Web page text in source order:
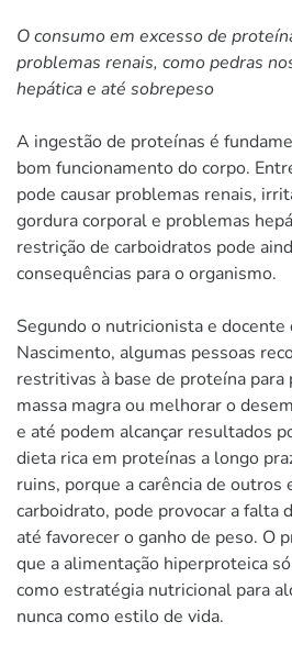
O consumo em excesso de
problemas renais, como pedras
hepática e até sobrepeso
A ingestão de proteínas é
bom funcionamento do corpo.
pode causar problemas renais,
gordura corporal e problemas
restrição de carboidratos pode
consequências para o organismo.
Segundo o nutricionista e docente
Nascimento, algumas pessoas
restritivas à base de proteína para
massa magra ou melhorar o
e até podem alcançar resultados
dieta rica em proteínas a longo
ruins, porque a carência de
carboidrato, pode provocar a falta
até favorecer o ganho de peso. O
que a alimentação hiperproteica
como estratégia nutricional para
nunca como estilo de vida.